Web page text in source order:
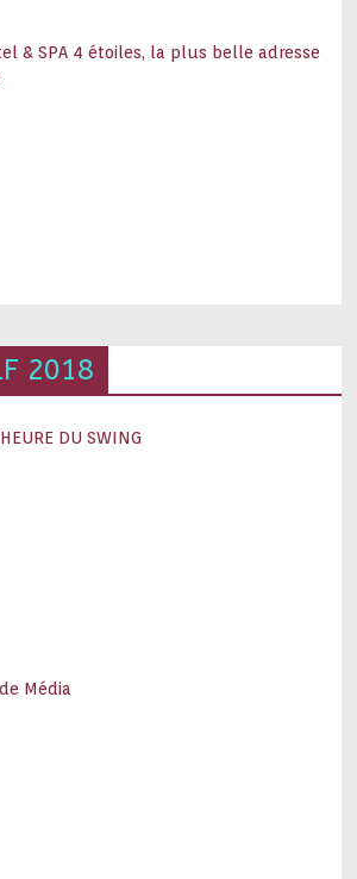
& SPA 4 étoiles, la plus belle adresse
2018
DU SWING
Média